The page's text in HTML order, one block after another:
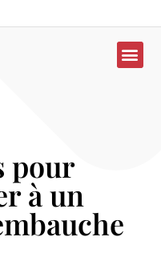
pour
à un